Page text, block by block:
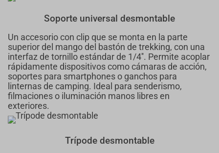
Soporte universal desmontable
Un accesorio con clip que se monta en la parte
superior del mango del bastón de trekking, con una
interfaz de tornillo estándar de 1/4''. Permite acoplar
rápidamente dispositivos como cámaras de acción,
soportes para smartphones o ganchos para
linternas de camping. Ideal para senderismo,
filmaciones o iluminación manos libres en
exteriores.
Trípode desmontable